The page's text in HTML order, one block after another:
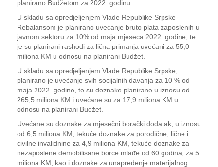
planirano Budžetom za 2022. godinu.
U skladu sa opredjeljenjem Vlade Republike Srpske
Rebalansom je planirano uvećanje bruto plata zaposlenih u
javnom sektoru za 10% od maja mjeseca 2022. godine, te
je su planirani rashodi za lična primanja uvećani za 55,0
miliona KM u odnosu na planirani Budžet.
U skladu sa opredjeljenjem Vlade Republike Srpske,
planirano je uvećanje svih socijalnih davanja za 10 % od
maja 2022. godine, te su doznake planirane u iznosu od
265,5 miliona KM i uvećane su za 17,9 miliona KM u
odnosu na planirani Budžet.
Uvećane su doznake za mjesečni borački dodatak, u iznosu
od 6,5 miliona KM, tekuće doznake za porodične, lične i
civilne invalidnine za 4,9 miliona KM, tekuće doznake za
nezaposlene demobilisane borce mlađe od 60 godina, za 5
miliona KM, kao i doznake za unapređenje materijalnog